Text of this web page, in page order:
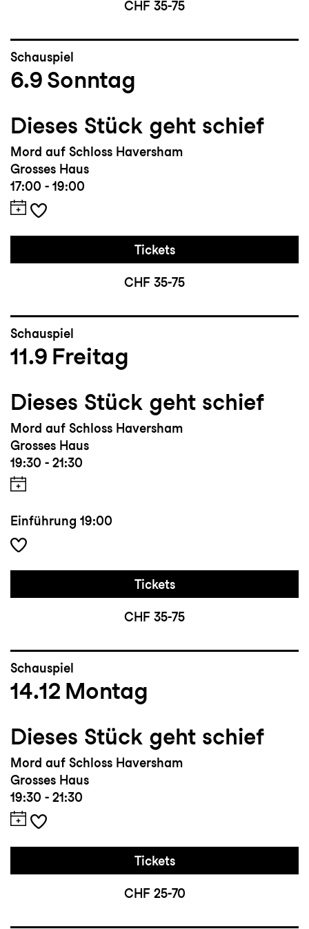
CHF 35-75
Schauspiel
6.9 Sonntag
Dieses Stück geht schief
Mord auf Schloss Haversham
Grosses Haus
17:00 - 19:00
Tickets
CHF 35-75
Schauspiel
11.9 Freitag
Dieses Stück geht schief
Mord auf Schloss Haversham
Grosses Haus
19:30 - 21:30
Einführung 19:00
Tickets
CHF 35-75
Schauspiel
14.12 Montag
Dieses Stück geht schief
Mord auf Schloss Haversham
Grosses Haus
19:30 - 21:30
Tickets
CHF 25-70